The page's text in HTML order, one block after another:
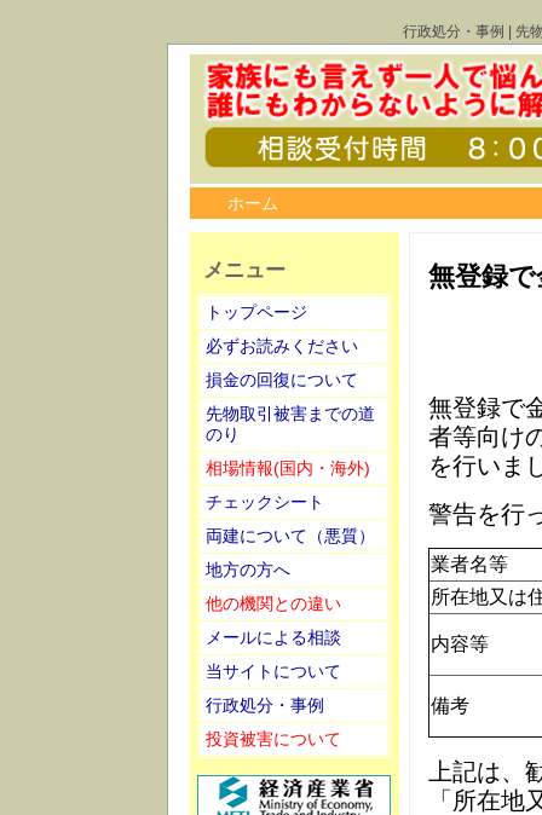
行政処分・事例 | 先
ホーム
無登録
無登録で
者等向け
を行いま
警告を行
業者名等
所在地又は
内容等
備考
上記は
「所在
メニュー
トップページ
必ずお読みください
損金の回復について
先物取引被害までの道
のり
相場情報(国内・海外)
チェックシート
両建について（悪質）
地方の方へ
他の機関との違い
メールによる相談
当サイトについて
行政処分・事例
投資被害について